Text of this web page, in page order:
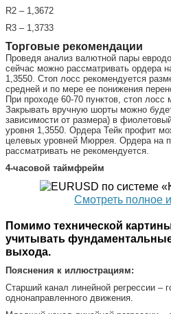
R2 – 1,3672
R3 – 1,3733
Торговые рекомендации
Проведя анализ валютной пары
сейчас можно рассматривать ордера
1,3550. Стоп лосс рекомендуется
средней и по мере ее понижения
При проходе 60-70 пунктов, стоп лосс
Закрывать вручную шорты можно
зависимости от размера) в
уровня 1,3550. Ордера Тейк профит
целевых уровней Мюррея. Ордера на
рассматривать не рекомендуется.
4-часовой таймфрейм
Смотреть полное
Помимо технической
учитывать
выхода.
Пояснения к иллюстрациям:
Старший канал линейной регрессии –
однонаправленного движения.